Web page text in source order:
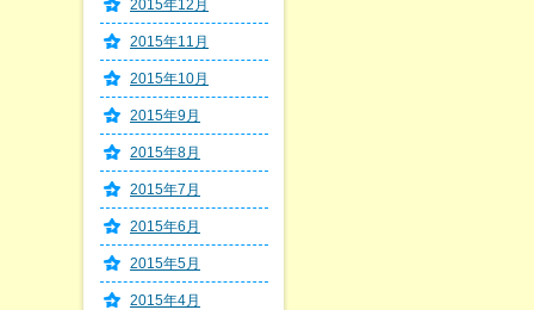
2015年12月
2015年11月
2015年10月
2015年9月
2015年8月
2015年7月
2015年6月
2015年5月
2015年4月